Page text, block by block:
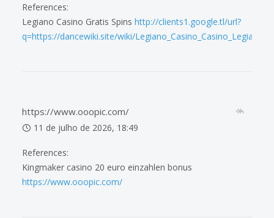
References:
Legiano Casino Gratis Spins http://clients1.google.tl/url?
q=https://dancewiki.site/wiki/
https://www.ooopic.com/
11 de julho de 2026, 18:49
References:
Kingmaker casino 20 euro einzahlen bonus
https://www.ooopic.com/